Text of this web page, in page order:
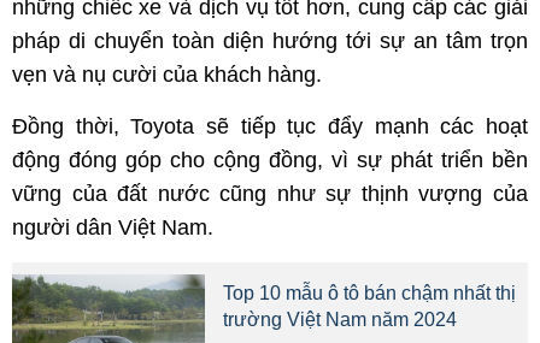
những chiếc xe và dịch vụ tốt hơn, cung cấp các giải
pháp di chuyển toàn diện hướng tới sự an tâm trọn
vẹn và nụ cười của khách hàng.
Đồng thời, Toyota sẽ tiếp tục đẩy mạnh các hoạt
động đóng góp cho cộng đồng, vì sự phát triển bền
vững của đất nước cũng như sự thịnh vượng của
người dân Việt Nam.
Top 10 mẫu ô tô bán chậm nhất thị
trường Việt Nam năm 2024